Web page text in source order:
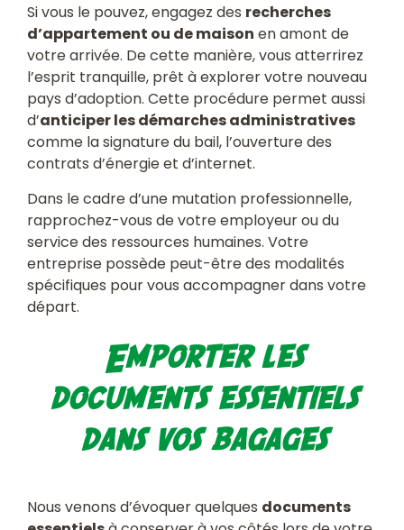
Si vous le pouvez, engagez des recherches
d’appartement ou de maison en amont de
votre arrivée. De cette manière, vous atterrirez
l’esprit tranquille, prêt à explorer votre nouveau
pays d’adoption. Cette procédure permet aussi
d’anticiper les démarches administratives
comme la signature du bail, l’ouverture des
contrats d’énergie et d’internet.
Dans le cadre d’une mutation professionnelle,
rapprochez-vous de votre employeur ou du
service des ressources humaines. Votre
entreprise possède peut-être des modalités
spécifiques pour vous accompagner dans votre
départ.
Emporter les
documents essentiels
dans vos bagages
Nous venons d’évoquer quelques documents